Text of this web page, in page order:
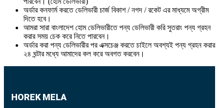
অর্ডার কনফার্ম করতে ডেলিভারী চার্জ বিকাশ / নগদ / রকেট এর মাধ্যমে অগ্রীম
দিতে হবে।
আমরা সারা বাংলাদেশ হোম ডেলিভারীতে পন্য ডেলিভারী করি সুতরাং পন্য গ্রহন
করার সময় চেক করে নিতে পারবেন।
অর্ডার করা পন্য ডেলিভারীর পর এক্সচেঞ্জ করতে চাইলে অবশ্যই পন্য গ্রহন করার
২৪ ঘন্টার মধ্যে আমাদের কল করে অবগত করবেন।
HOREK MELA